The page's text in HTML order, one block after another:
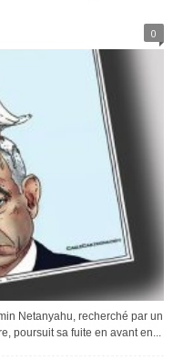
0
Netanyahu, recherché par un
poursuit sa fuite en avant en...